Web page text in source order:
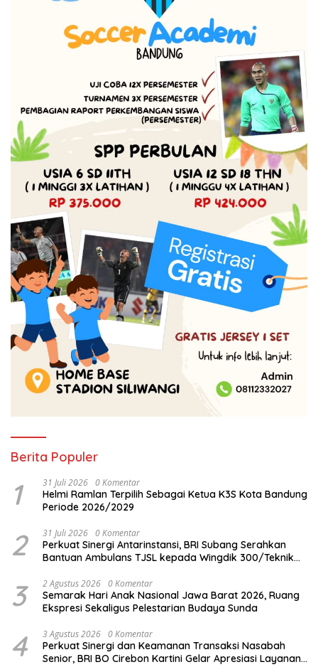
Berita Populer
1 31 Juli 2026 0 Komentar
Helmi Ramlan Terpilih Sebagai Ketua K3S Kota Bandung
Periode 2026/2029
2 31 Juli 2026 0 Komentar
Perkuat Sinergi Antarinstansi, BRI Subang Serahkan
Bantuan Ambulans TJSL kepada Wingdik 300/Teknik
3 2 Agustus 2026 0 Komentar
Semarak Hari Anak Nasional Jawa Barat 2026, Ruang
Ekspresi Sekaligus Pelestarian Budaya Sunda
4 3 Agustus 2026 0 Komentar
Perkuat Sinergi dan Keamanan Transaksi Nasabah
Senior, BRI BO Cirebon Kartini Gelar Apresiasi Layanan